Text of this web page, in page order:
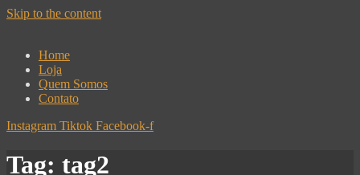
Skip to the content
Home
Loja
Quem Somos
Contato
Instagram Tiktok Facebook-f
Tag: tag2